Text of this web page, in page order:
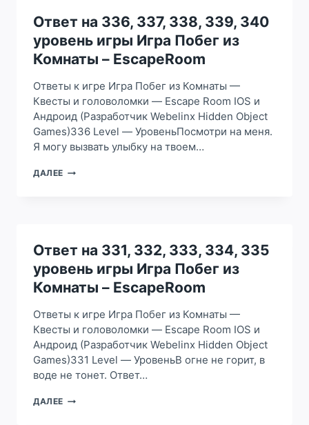
345
УРОВЕНЬ
ИГРЫ
ИГРА
ПОБЕГ
КОМНАТЫ
–
ESCAPEROOM
Ответ на 336, 337, 338, 339, 340
уровень игры Игра Побег из
Комнаты – EscapeRoom
Ответы к игре Игра Побег из Комнаты —
Квесты и головоломки — Escape Room IOS и
Андроид (Разработчик Webelinx Hidden Object
Games)336 Level — УровеньПосмотри на меня.
Я могу вызвать улыбку на твоем…
ДАЛЕЕ ОТВЕТ
340
УРОВЕНЬ
ИГРЫ
ИГРА
ПОБЕГ
КОМНАТЫ
–
ESCAPEROOM
Ответ на 331, 332, 333, 334, 335
уровень игры Игра Побег из
Комнаты – EscapeRoom
Ответы к игре Игра Побег из Комнаты —
Квесты и головоломки — Escape Room IOS и
Андроид (Разработчик Webelinx Hidden Object
Games)331 Level — УровеньВ огне не горит, в
воде не тонет. Ответ…
ДАЛЕЕ ОТВЕТ